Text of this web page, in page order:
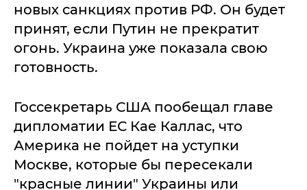
новых санкциях против РФ. Он будет
принят, если Путин не прекратит
огонь. Украина уже показала свою
готовность.
Госсекретарь США пообещал главе
дипломатии ЕС Кае Каллас, что
Америка не пойдет на уступки
Москве, которые бы пересекали
"красные линии" Украины или